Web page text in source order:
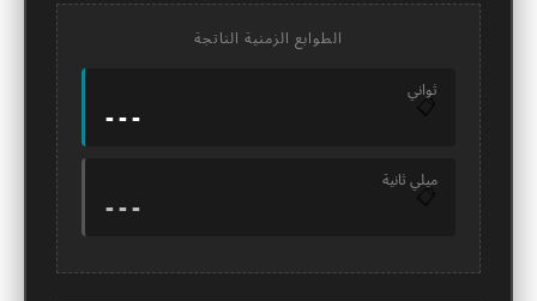
الطوابع الزمنية الناتجة
ثواني
--- 📋
ميلي ثانية
--- 📋